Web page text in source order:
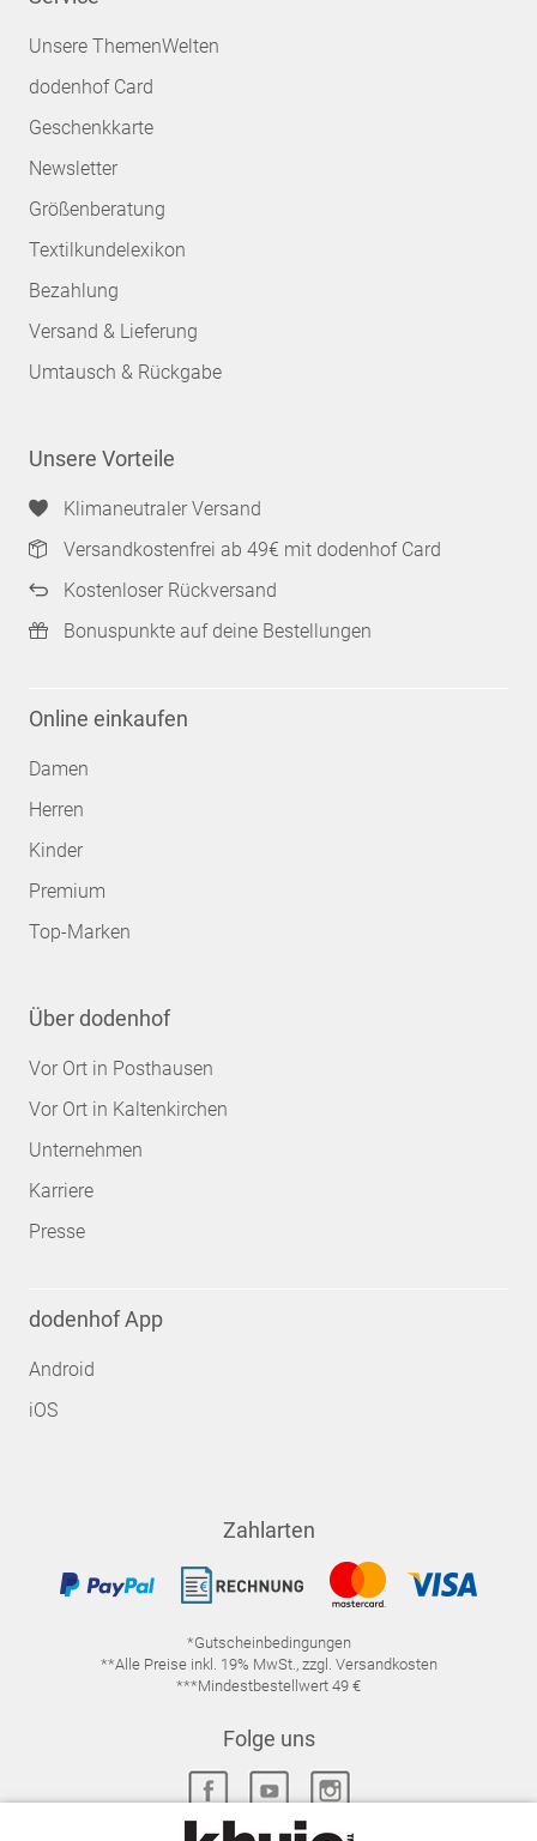
Unsere ThemenWelten
dodenhof Card
Geschenkkarte
Newsletter
Größenberatung
Textilkundelexikon
Bezahlung
Versand & Lieferung
Umtausch & Rückgabe
Unsere Vorteile
Klimaneutraler Versand
Versandkostenfrei ab 49€ mit dodenhof Card
Kostenloser Rückversand
Bonuspunkte auf deine Bestellungen
Online einkaufen
Damen
Herren
Kinder
Premium
Top-Marken
Über dodenhof
Vor Ort in Posthausen
Vor Ort in Kaltenkirchen
Unternehmen
Karriere
Presse
dodenhof App
Android
iOS
Zahlarten
*Gutscheinbedingungen
**Alle Preise inkl. 19% MwSt., zzgl. Versandkosten
***Mindestbestellwert 49 €
Folge uns